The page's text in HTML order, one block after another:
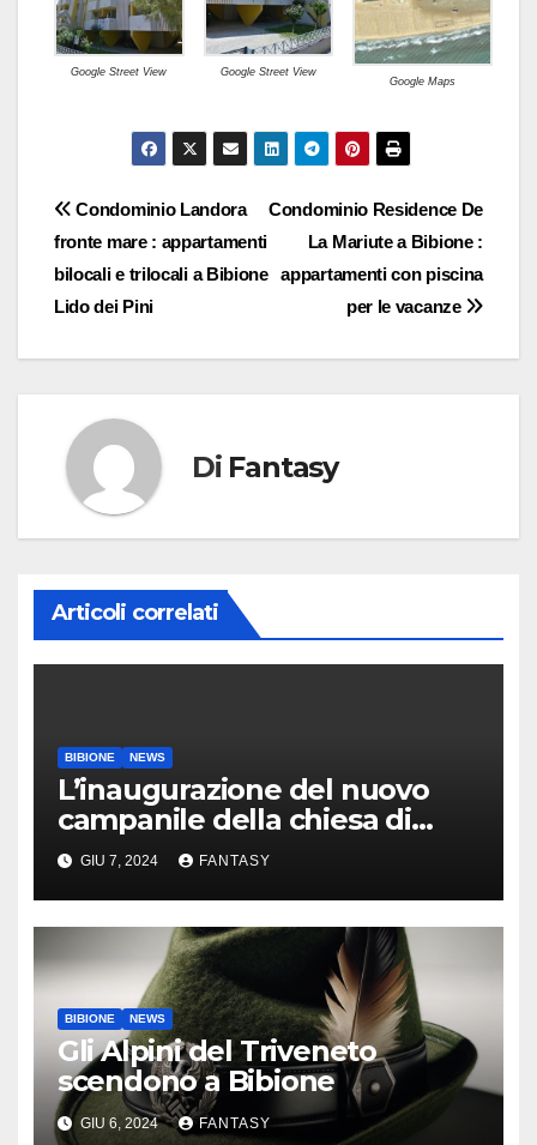
Google Street View
Google Street View
Google Maps
Navigazione
articoli
Condominio Residence De
La Mariute a Bibione :
appartamenti con piscina
per le vacanze
Condominio Landora
fronte mare : appartamenti
bilocali e trilocali a Bibione
Lido dei Pini
Di Fantasy
Articoli correlati
BIBIONE NEWS
L’inaugurazione del nuovo
campanile della chiesa di
Santa Maria Assunta di
Bibione
GIU 7, 2024 FANTASY
BIBIONE NEWS
Gli Alpini del Triveneto
scendono a Bibione
GIU 6, 2024 FANTASY